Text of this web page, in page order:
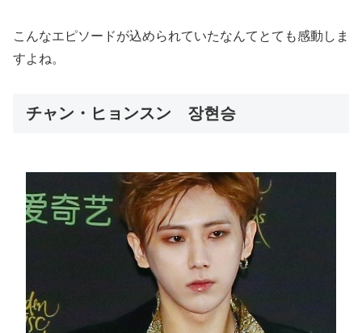
こんなエピソードが込められていたなんてとても感動しま
すよね。
チャン・ヒョンスン 장현승